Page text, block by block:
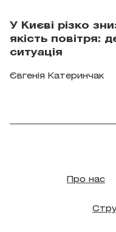
У Києві різко
якість повітря:
ситуація
Євгенія Катеринчак
Про нас